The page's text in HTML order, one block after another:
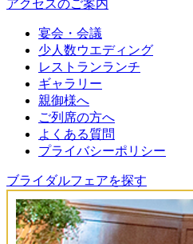
アクセスのご案内
宴会・会議
少人数ウエディング
レストランランチ
ギャラリー
親御様へ
ご列席の方へ
よくある質問
プライバシーポリシー
ブライダルフェアを探す